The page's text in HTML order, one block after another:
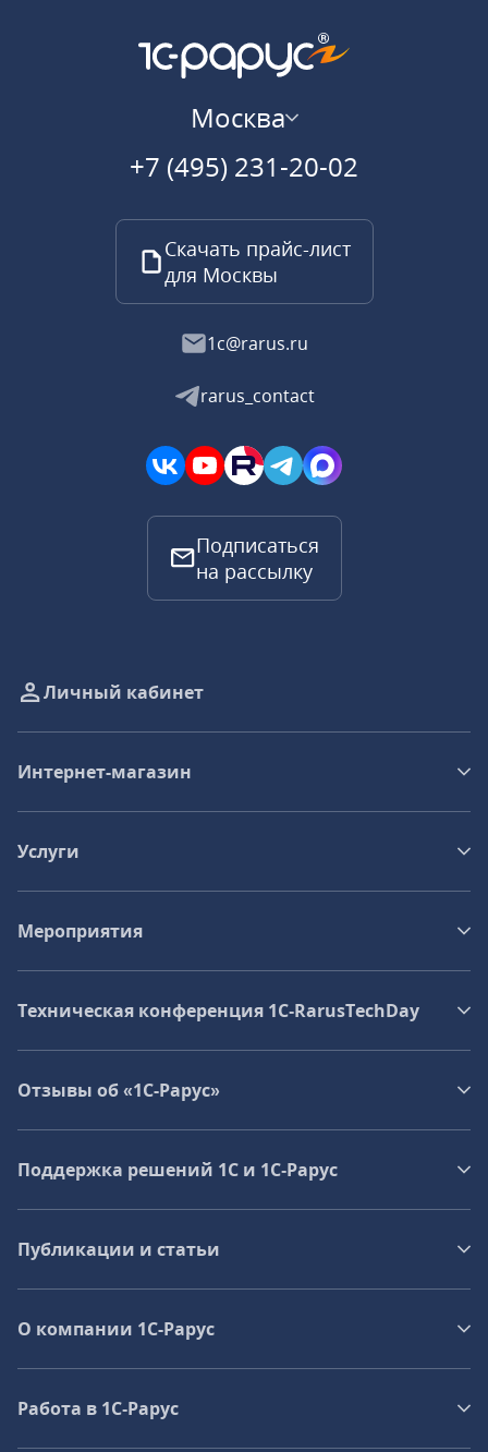
Москва
+7 (495) 231-20-02
Скачать прайс-лист
для Москвы
1c@rarus.ru
rarus_contact
Подписаться
на рассылку
Личный кабинет
Интернет-магазин
Услуги
Мероприятия
Техническая конференция 1C‑RarusTechDay
Отзывы об «1С-Рарус»
Поддержка решений 1С и 1С‑Рарус
Публикации и статьи
О компании 1C-Рарус
Работа в 1С‑Рарус